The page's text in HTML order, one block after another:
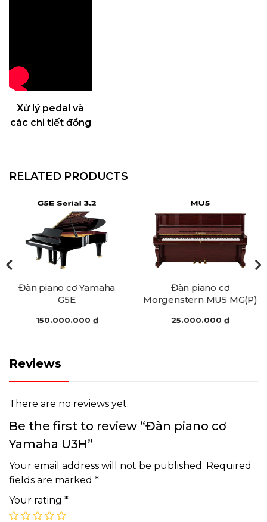
Xử lý pedal và
các chi tiết đồng
RELATED PRODUCTS
Đàn piano cơ
Morgenstern MU5 MG(P)
25.000.000
Đàn piano cơ
KU3DS
30.000.000
Reviews
There are no reviews yet.
Be the first to review “Đàn piano cơ
Yamaha U3H”
Your email address will not be published. Required
fields are marked *
Your rating *